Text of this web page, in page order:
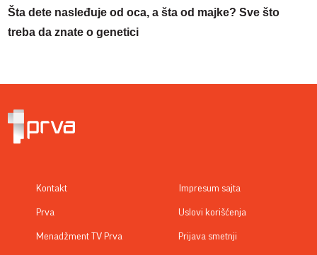
Šta dete nasleđuje od oca, a šta od majke? Sve što
treba da znate o genetici
Kontakt
Prva
Menadžment TV Prva
Impresum sajta
Uslovi korišćenja
Prijava smetnji